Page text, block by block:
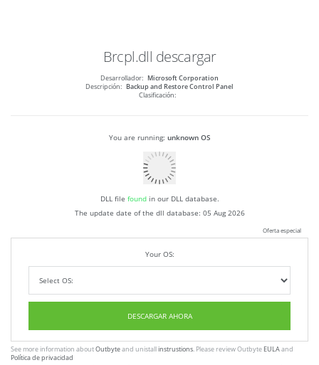
Brcpl.dll descargar
Desarrollador: Microsoft Corporation
Descripción: Backup and Restore Control Panel
Clasificación:
You are running: unknown OS
DLL file foundin our DLL database.
The update date of the dll database: 05 Aug 2026
Oferta especial
Your OS:
DESCARGAR AHORA
See more information aboutOutbyteand unistallinstrustions. Please review Outbyte EULAand
Política de privacidad